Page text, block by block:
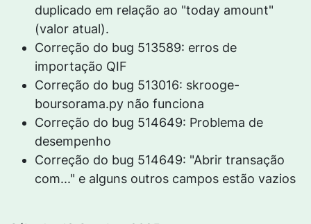
duplicado em relação ao "today amount"
(valor atual).
Correção do bug 513589: erros de
importação QIF
Correção do bug 513016: skrooge-
boursorama.py não funciona
Correção do bug 514649: Problema de
desempenho
Correção do bug 514649: "Abrir transação
com..." e alguns outros campos estão vazios